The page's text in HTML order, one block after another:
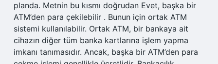
planda. Metnin bu kısmı doğrudan Evet, başka bir
ATM’den para çekilebilir . Bunun için ortak ATM
sistemi kullanılabilir. Ortak ATM, bir bankaya ait
cihazın diğer tüm banka kartlarına işlem yapma
imkanı tanımasıdır. Ancak, başka bir ATM’den para